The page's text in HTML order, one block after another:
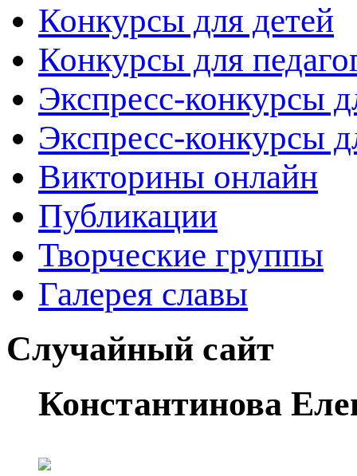
Конкурсы для детей
Конкурсы для
Экспресс-конкурсы
Экспресс-конкурсы
Викторины онлайн
Публикации
Творческие группы
Галерея славы
Случайный сайт
Константинова